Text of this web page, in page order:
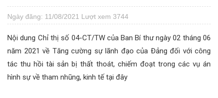
Ngày đăng: 11/08/2021 Lượt xem 3744
Nội dung Chỉ thị số 04-CT/TW của Ban Bí thư ngày 02 tháng 06
năm 2021 về Tăng cường sự lãnh đạo của Đảng đối với công
tác thu hồi tài sản bị thất thoát, chiếm đoạt trong các vụ án
hình sự về tham nhũng, kinh tếtại đây